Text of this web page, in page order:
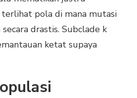
pola di mana mutasi
drastis. Subclade k
ketat supaya